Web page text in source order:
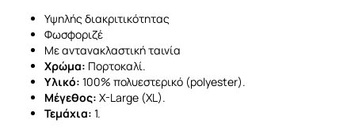
Υψηλής διακριτικότητας
Φωσφοριζέ
Με αντανακλαστική ταινία
Χρώμα: Πορτοκαλί.
Υλικό: 100% πολυεστερικό (polyester).
Μέγεθος: X-Large (XL).
Τεμάχια: 1.